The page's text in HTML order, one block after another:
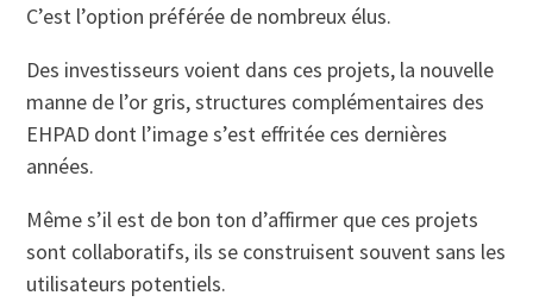
C’est l’option préférée de nombreux élus.
Des investisseurs voient dans ces projets, la nouvelle
manne de l’or gris, structures complémentaires des
EHPAD dont l’image s’est effritée ces dernières
années.
Même s’il est de bon ton d’affirmer que ces projets
sont collaboratifs, ils se construisent souvent sans les
utilisateurs potentiels.